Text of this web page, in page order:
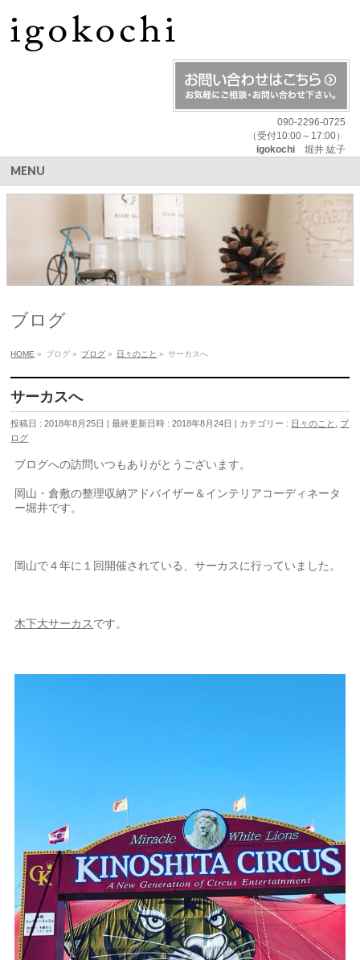
090-2296-0725
（受付10:00～17:00）
igokochi堀井 紘子
MENU
ブログ
HOME » ブログ » ブログ » 日々のこと » サーカスへ
サーカスへ
投稿日 : 2018年8月25日 最終更新日時 : 2018年8月24日 カテゴリー : 日々のこと
ブ
ログ
ブログへの訪問いつもありがとうございます。
岡山・倉敷の整理収納アドバイザー＆インテリアコーディネータ
ー堀井です。
岡山で４年に１回開催されている、サーカスに行っていました。
木下大サーカスです。